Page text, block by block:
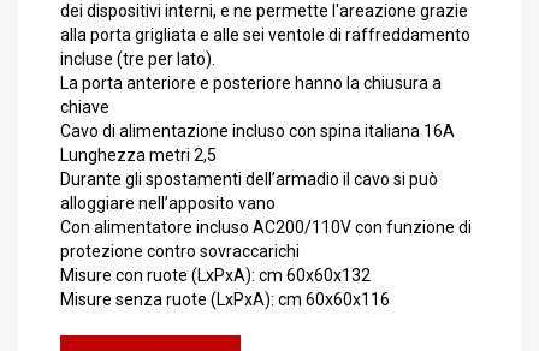
dei dispositivi interni, e ne permette l'areazione grazie
alla porta grigliata e alle sei ventole di raffreddamento
incluse (tre per lato).
La porta anteriore e posteriore hanno la chiusura a
chiave
Cavo di alimentazione incluso con spina italiana 16A
Lunghezza metri 2,5
Durante gli spostamenti dell’armadio il cavo si può
alloggiare nell’apposito vano
Con alimentatore incluso AC200/110V con funzione di
protezione contro sovraccarichi
Misure con ruote (LxPxA): cm 60x60x132
Misure senza ruote (LxPxA): cm 60x60x116